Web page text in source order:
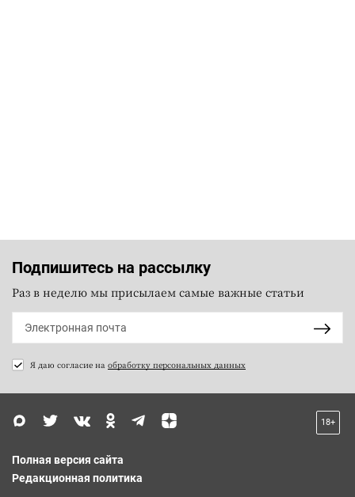
Подпишитесь на рассылку
Раз в неделю мы присылаем самые важные статьи
Я даю согласие на обработку персональных данных
18+
Полная версия сайта
Редакционная политика